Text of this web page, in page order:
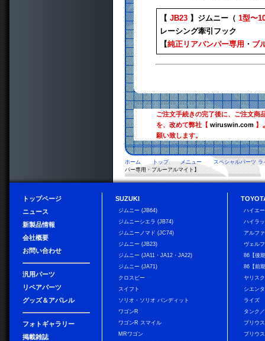
【 JB23】ジムニー（ 1型〜
レーシング牽引フック
【純正リアバンパー専用 ・ ブ
ご注文手続きの完了後に、ご注文商
を、改めて弊社【 wiruswin.com】
願い致します。
ホーム トップ メニュー
スペシャルパーツ ラ
パー専用・ブルーアルマイト】
トップページ
ニュース
新製品情報
会社概要
お問い合わせ
汎用パーツ
リペアパーツ
グッズ＆アパレル
フォトギャラリー
掲載雑誌
SUZUKI
ジムニー (JB64)
ジムニーシエラ (JB74)
ジムニーノマド (JC74)
ジムニー (JB23)
ジムニー (JA11・JA12・JA22)
ジムニー (JA71)
クロスビー
スイフト
ソリオ・ソリオ バンディット
ワゴンR
ワゴンR スマイル
MRワゴン
ハイエ
ハイラ
アルフ
ヴェル
86【後
86【前
ヤリス
シエンタ
ライズ
タンク
プリウス
プリウ